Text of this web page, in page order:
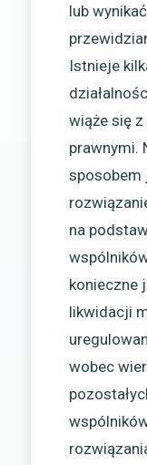
lub
Istnieje
wiąże się
prawnymi.
sposobem
na
konieczne
likwidacji
wobec